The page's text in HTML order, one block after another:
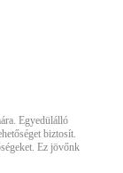
Egyedülálló
biztosít.
Ez jövőnk